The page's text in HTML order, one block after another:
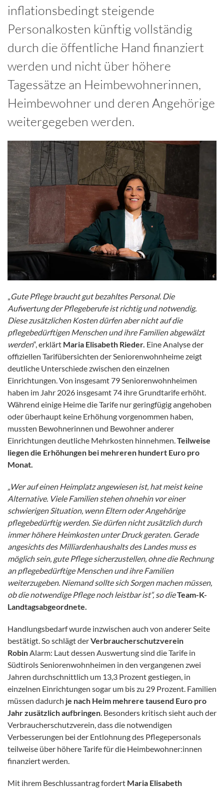
inflationsbedingt steigende
Personalkosten künftig vollständig
durch die öffentliche Hand finanziert
werden und nicht über höhere
Tagessätze an Heimbewohnerinnen,
Heimbewohner und deren Angehörige
weitergegeben werden.
Gute Pflege braucht gut bezahltes Personal. Die
Aufwertung der Pflegeberufe ist richtig und notwendig.
Diese zusätzlichen Kosten dürfen aber nicht auf die
pflegebedürftigen Menschen und ihre Familien abgewälzt
werden“, erklärt Maria Elisabeth Rieder. Eine Analyse der
offiziellen Tarifübersichten der Seniorenwohnheime zeigt
deutliche Unterschiede zwischen den einzelnen
Einrichtungen. Von insgesamt 79 Seniorenwohnheimen
haben im Jahr 2026 insgesamt 74 ihre Grundtarife erhöht.
Während einige Heime die Tarife nur geringfügig angehoben
oder überhaupt keine Erhöhung vorgenommen haben,
mussten Bewohnerinnen und Bewohner anderer
Einrichtungen deutliche Mehrkosten hinnehmen. Teilweise
liegen die Erhöhungen bei mehreren hundert Euro pro
Monat.
„Wer auf einen Heimplatz angewiesen ist, hat meist keine
Alternative. Viele Familien stehen ohnehin vor einer
schwierigen Situation, wenn Eltern oder Angehörige
pflegebedürftig werden. Sie dürfen nicht zusätzlich durch
immer höhere Heimkosten unter Druck geraten. Gerade
angesichts des Milliardenhaushalts des Landes muss es
möglich sein, gute Pflege sicherzustellen, ohne die Rechnung
an pflegebedürftige Menschen und ihre Familien
weiterzugeben. Niemand sollte sich Sorgen machen müssen,
ob die notwendige Pflege noch leistbar ist“, so dieTeam-K-
Landtagsabgeordnete.
Handlungsbedarf wurde inzwischen auch von anderer Seite
bestätigt. So schlägt derVerbraucherschutzverein
Robin Alarm: Laut dessen Auswertung sind die Tarife in
Südtirols Seniorenwohnheimen in den vergangenen zwei
Jahren durchschnittlich um 13,3 Prozent gestiegen, in
einzelnen Einrichtungen sogar um bis zu 29 Prozent. Familien
müssen dadurch je nach Heim mehrere tausend Euro pro
Jahr zusätzlich aufbringen . Besonders kritisch sieht auch der
Verbraucherschutzverein, dass die notwendigen
Verbesserungen bei der Entlohnung des Pflegepersonals
teilweise über höhere Tarife für die Heimbewohner:innen
finanziert werden.
Mit ihrem Beschlussantrag fordert Maria Elisabeth